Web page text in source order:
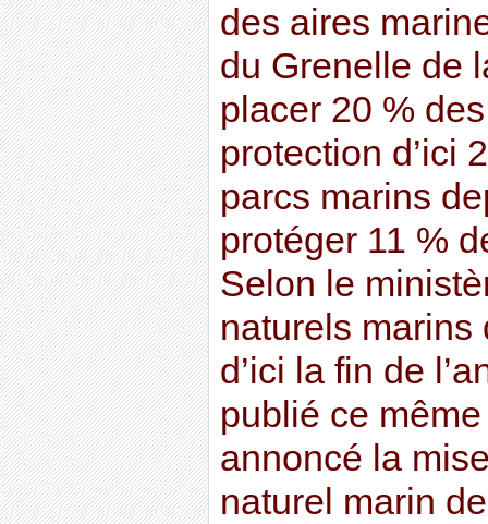
des aires
du Grenelle de
placer 20 %
protection d’ici
parcs marins
protéger 11 %
Selon le
naturels marins
d’ici la fin de
publié ce
annoncé la
naturel marin